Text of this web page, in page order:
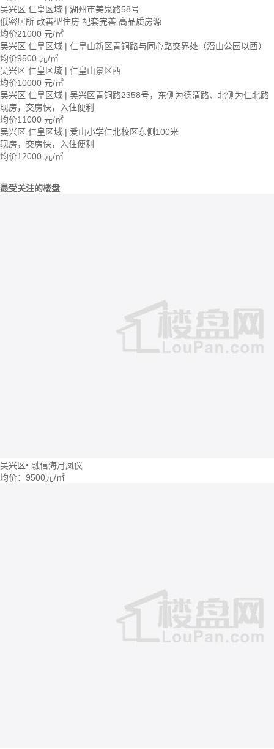
吴兴区 仁皇区域 | 湖州市美泉路58号
低密居所 改善型住房 配套完善 高品质房源
均价21000 元/㎡
吴兴区 仁皇区域 | 仁皇山新区青铜路与同心路交界处（潜山公园以西）
均价9500 元/㎡
吴兴区 仁皇区域 | 仁皇山景区西
均价10000 元/㎡
吴兴区 仁皇区域 | 吴兴区青铜路2358号，东侧为德清路、北侧为仁北路
现房，交房快，入住便利
均价11000 元/㎡
吴兴区 仁皇区域 | 爱山小学仁北校区东侧100米
现房，交房快，入住便利
均价12000 元/㎡
最受关注的楼盘
吴兴区• 融信海月凤仪
均价： 9500元/㎡